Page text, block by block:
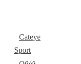
Cateye
Sport